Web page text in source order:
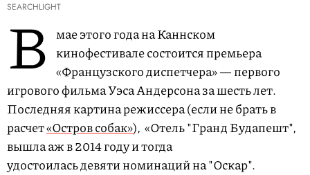
SEARCHLIGHT
В мае этого года на Каннском
кинофестивале состоится премьера
«Французского диспетчера» — первого
игрового фильма Уэса Андерсона за шесть лет.
Последняя картина режиссера (если не брать в
расчет«Остров собак»), «Отель "Гранд Будапешт",
вышла аж в 2014 году и тогда
удостоилась девяти номинаций на "Оскар".